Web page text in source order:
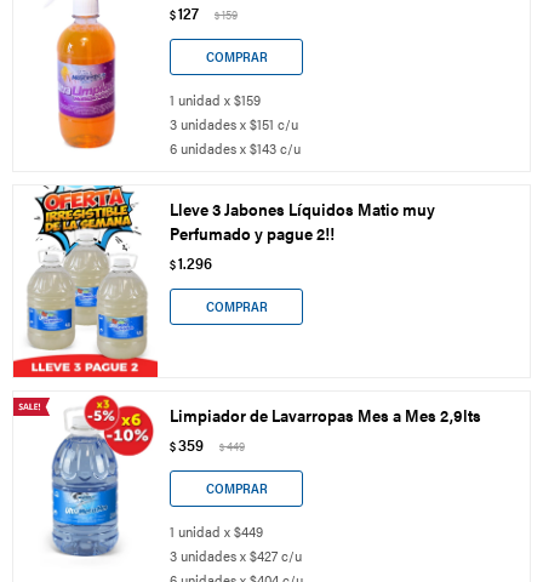
$127 $159
1 unidad x $159
3 unidades x $151 c/u
6 unidades x $143 c/u
Lleve 3 Jabones Líquidos Matic muy
Perfumado y pague 2!!
$1.296
Limpiador de Lavarropas Mes a Mes 2,9lts
$359 $449
1 unidad x $449
3 unidades x $427 c/u